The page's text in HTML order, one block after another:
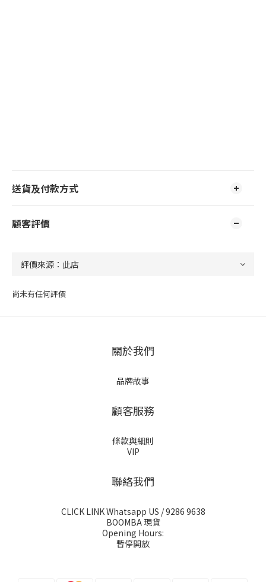
送貨及付款方式
顧客評價
尚未有任何評價
關於我們
品牌故事
顧客服務
條款與細則
VIP
聯絡我們
CLICK LINK Whatsapp US / 9286 9638
BOOMBA 現貨
Opening Hours:
暫停開放